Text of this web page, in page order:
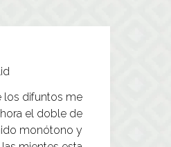
los difuntos me
el doble de
monótono y